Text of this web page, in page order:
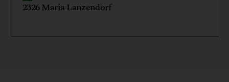
2326 Maria Lanzendorf